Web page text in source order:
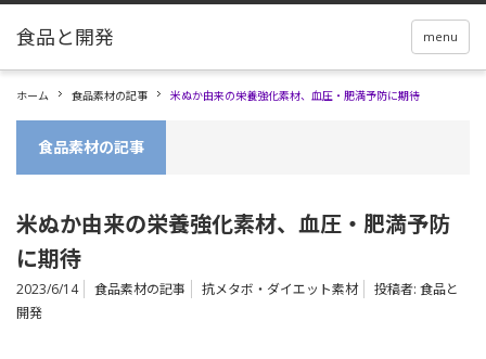
menu
ホーム 食品素材の記事 米ぬか由来の栄養強化素材、血圧・肥満予防に期待
食品素材の記事
米ぬか由来の栄養強化素材、血圧・肥満予防
に期待
2023/6/14 食品素材の記事 抗メタボ・ダイエット素材 投稿者: 食品と
開発